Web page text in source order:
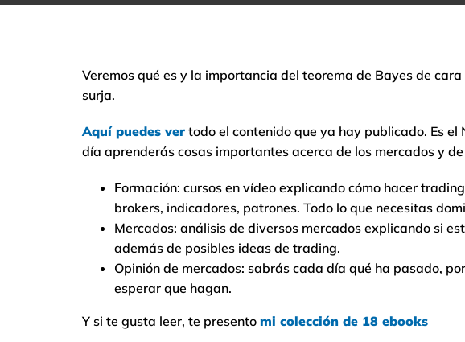
Veremos qué es y la importancia del teorema de Bayes de
surja.
Aquí puedes ver todo el contenido que ya hay publicado. Es
día aprenderás cosas importantes acerca de los mercados y
Formación: cursos en vídeo explicando cómo hacer
brokers, indicadores, patrones. Todo lo que necesitas
Mercados: análisis de diversos mercados explicando si
además de posibles ideas de trading.
Opinión de mercados: sabrás cada día qué ha pasado,
esperar que hagan.
Y si te gusta leer, te presento mi colección de 18 ebooks